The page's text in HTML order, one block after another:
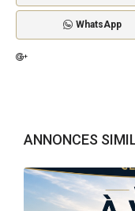
WhatsApp
ANNONCES